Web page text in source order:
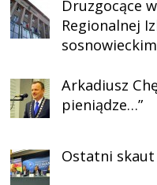
Druzgocące
Regionalnej
Arkadiusz
pieniądze…”
Ostatni skaut